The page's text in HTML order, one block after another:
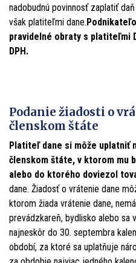
nadobudnú povinnosť zaplatiť
však platiteľmi dane.
pravidelné obraty s platiteľmi
DPH.
Podanie žiadosti o
členskom štáte
Platiteľ dane si môže uplatniť
členskom štáte, v ktorom mu
alebo do ktorého doviezol
dane. Žiadosť o vrátenie dane
ktorom žiada vrátenie dane,
prevádzkareň, bydlisko alebo sa
najneskôr do 30. septembra
období, za ktoré sa uplatňuje